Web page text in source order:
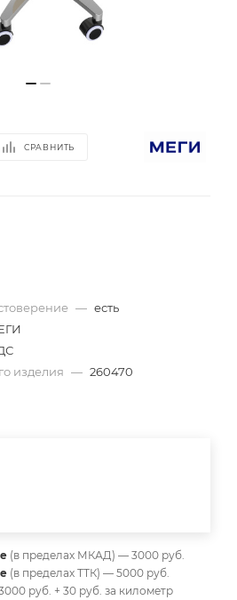
СРАВНИТЬ
— есть
изделия — 260470
(в пределах МКАД) — 3000 руб.
(в пределах ТТК) — 5000 руб.
руб. + 30 руб. за километр